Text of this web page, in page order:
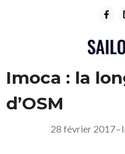
Imoca : la
d’OSM
28 février 2017–